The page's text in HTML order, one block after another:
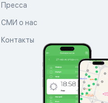
Пресса
СМИ о нас
Контакты